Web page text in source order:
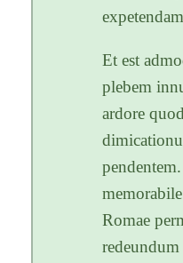
Et est
plebem
ardore
Romae